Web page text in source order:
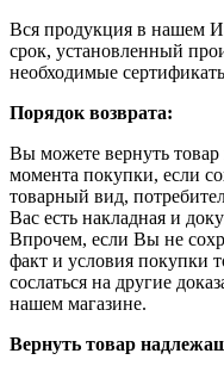
Вся продукция в нашем
срок, установленный
необходимые
Порядок возврата:
Вы можете вернуть
момента покупки, если
товарный вид,
Вас есть накладная и
Впрочем, если Вы не
факт и условия покупки
сослаться на другие
нашем магазине.
Вернуть товар